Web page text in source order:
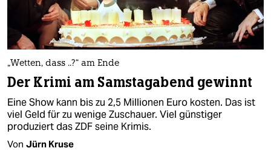
„Wetten, dass ..?“ am Ende
Der Krimi am Samstagabend gewinnt
Eine Show kann bis zu 2,5 Millionen Euro kosten. Das ist
viel Geld für zu wenige Zuschauer. Viel günstiger
produziert das ZDF seine Krimis.
Von Jürn Kruse